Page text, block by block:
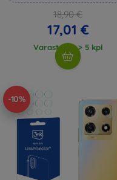
18,90 €
17,01 €
Varastossa > 5 kpl
-10%